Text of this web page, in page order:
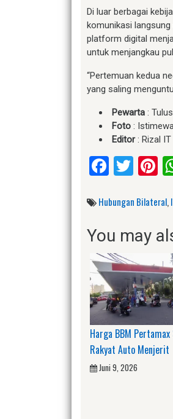
Di luar berbagai
komunikasi
platform digital
untuk menjangkau
“Pertemuan kedua
yang saling
Pewarta :
Foto : Istimewa
Editor: Rizal IT
Hubungan Bilateral,
You may
Harga BBM
Rakyat Auto Menjerit
Juni 9, 2026